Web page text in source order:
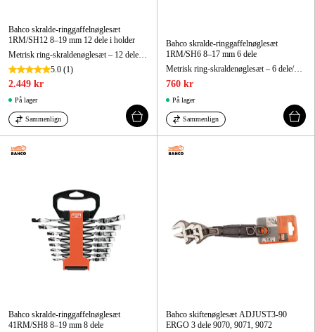
Bahco skralde-ringgaffelnøglesæt
1RM/SH12 8–19 mm 12 dele i holder
Metrisk ring-skraldenøglesæt – 12 dele/plastholder
5.0 (1)
2.449 kr
På lager
Sammenlign
Bahco skralde-ringgaffelnøglesæt
1RM/SH6 8–17 mm 6 dele
Metrisk ring-skraldenøglesæt – 6 dele/plastholder
760 kr
På lager
Sammenlign
Bahco skralde-ringgaffelnøglesæt
41RM/SH8 8–19 mm 8 dele
Bahco skiftenøglesæt ADJUST3-90
ERGO 3 dele 9070, 9071, 9072